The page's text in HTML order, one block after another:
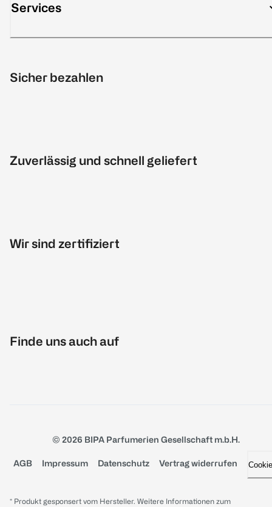
Services
Sicher bezahlen
Zuverlässig und schnell geliefert
Wir sind zertifiziert
Finde uns auch auf
© 2026 BIPA Parfumerien Gesellschaft m.b.H.
AGB Impressum Datenschutz Vertrag widerrufen
* Produkt gesponsert vom Hersteller. Weitere Informationen zum